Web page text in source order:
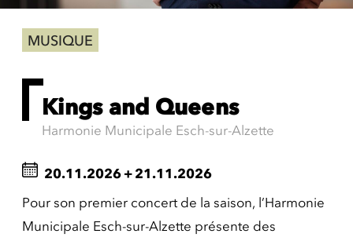
MUSIQUE
Kings and Queens
Harmonie Municipale Esch-sur-Alzette
20.11.2026 + 21.11.2026
Pour son premier concert de la saison, l’Harmonie
Municipale Esch-sur-Alzette présente des